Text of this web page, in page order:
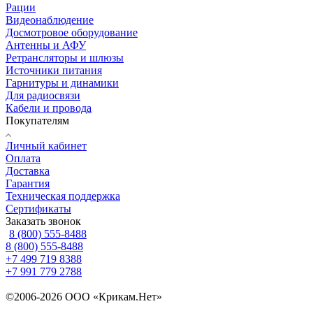
Рации
Видеонаблюдение
Досмотровое оборудование
Антенны и АФУ
Ретрансляторы и шлюзы
Источники питания
Гарнитуры и динамики
Для радиосвязи
Кабели и провода
Покупателям
Личный кабинет
Оплата
Доставка
Гарантия
Техническая поддержка
Сертификаты
Заказать звонок
8 (800) 555-8488
8 (800) 555-8488
+7 499 719 8388
+7 991 779 2788
©2006-2026 ООО «Крикам.Нет»